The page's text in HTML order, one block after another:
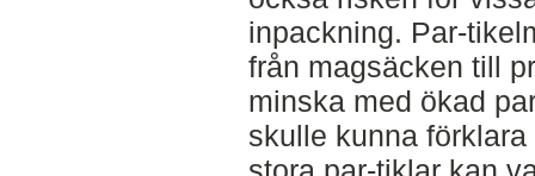
inpackning. Par-
från magsäcken till
minska med ökad
skulle kunna